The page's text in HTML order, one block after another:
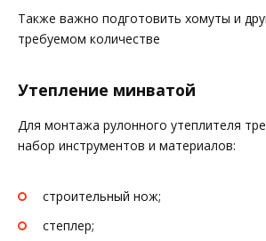
Также важно подготовить хомуты и
требуемом количестве
Утепление минватой
Для монтажа рулонного утеплителя
набор инструментов и материалов:
строительный нож;
степлер;